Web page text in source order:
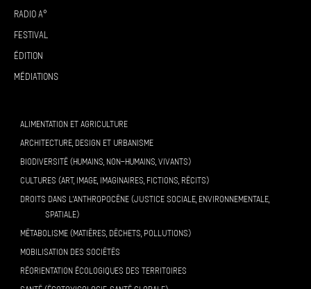
Radio A°
Festival
Édition
Médiations
ALIMENTATION ET AGRICULTURE
ARCHITECTURE, DESIGN ET URBANISME
BIODIVERSITÉ (HUMAINS, NON-HUMAINS, VIVANTS)
CULTURES (ART, IMAGE, IMAGINAIRES, FICTIONS, RÉCITS)
DROITS DANS L’ANTHROPOCÈNE (JUSTICE SOCIALE, ENVIRONNEMENTALE,
SPATIALE)
MÉTABOLISME (MATIÈRES, DÉCHETS, POLLUTIONS)
MOBILISATION DES SOCIÉTÉS
RÉORIENTATION ÉCOLOGIQUES DES TERRITOIRES